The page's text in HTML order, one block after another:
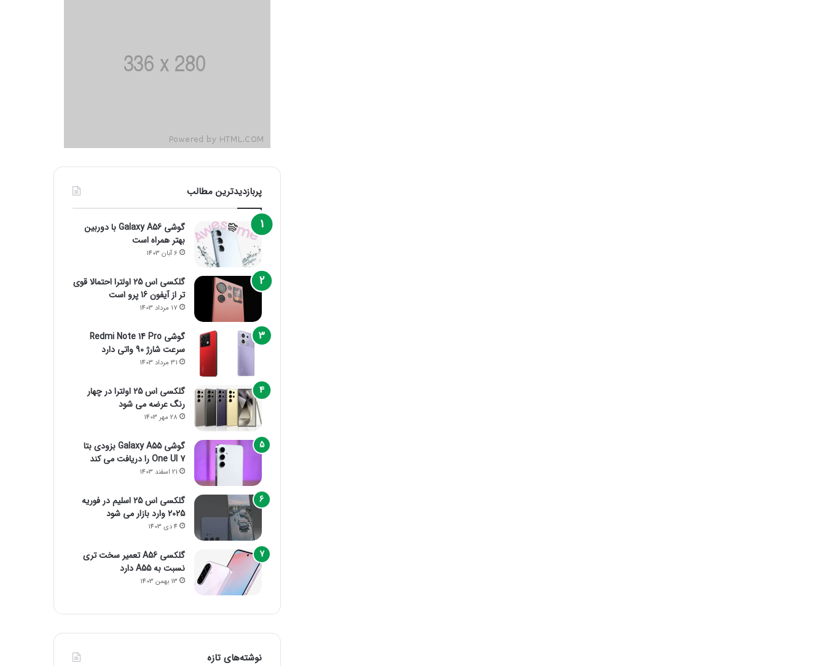
پربازدیدترین مطالب
گوشی Galaxy A56 با دوربین
بهتر همراه است
6 آبان 1403
گلکسی اس 25 اولترا احتمالا قوی
تر از آیفون 16 پرو است
17 مرداد 1403
گوشی Redmi Note 14 Pro
سرعت شارژ 90 واتی دارد
31 مرداد 1403
گلکسی اس 25 اولترا در چهار
رنگ عرضه می شود
28 مهر 1403
گوشی Galaxy A55 بزودی بتا
One UI 7 را دریافت می کند
21 اسفند 1403
گلکسی اس 25 اسلیم در فوریه
2025 وارد بازار می شود
4 دی 1403
گلکسی A56 تعمیر سخت تری
نسبت به A55 دارد
13 بهمن 1403
نوشته‌های تازه